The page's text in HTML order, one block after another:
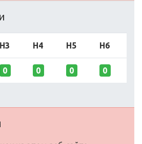
H3 H4 H5 H6
0 0 0 0